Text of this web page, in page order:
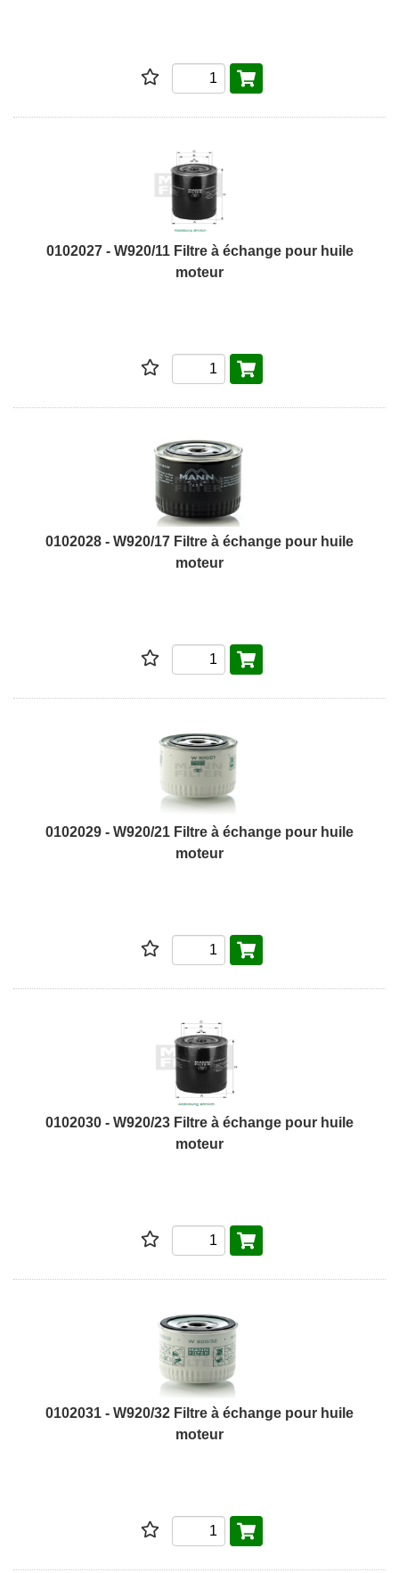
0102027 - W920/11 Filtre à échange pour huile
moteur
0102028 - W920/17 Filtre à échange pour huile
moteur
0102029 - W920/21 Filtre à échange pour huile
moteur
0102030 - W920/23 Filtre à échange pour huile
moteur
0102031 - W920/32 Filtre à échange pour huile
moteur